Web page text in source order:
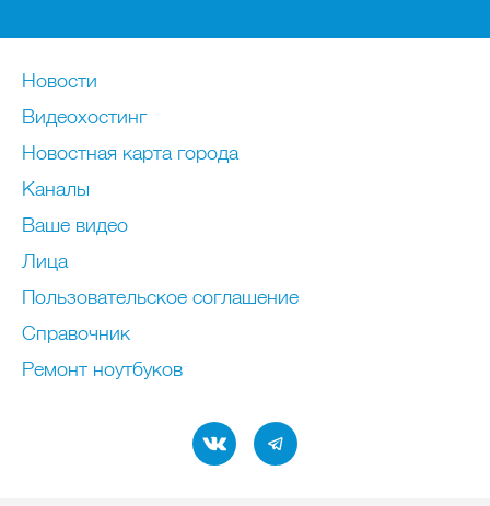
Новости
Видеохостинг
Новостная карта города
Каналы
Ваше видео
Лица
Пользовательское соглашение
Справочник
Ремонт нoутбуков